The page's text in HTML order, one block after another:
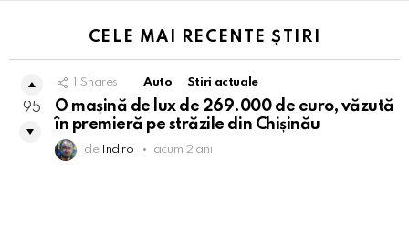
CELE MAI RECENTE ȘTIRI
1 Shares Auto Stiri actuale
O mașină de lux de 269.000 de euro, văzută
în premieră pe străzile din Chișinău
de Indiro acum 2 ani
95